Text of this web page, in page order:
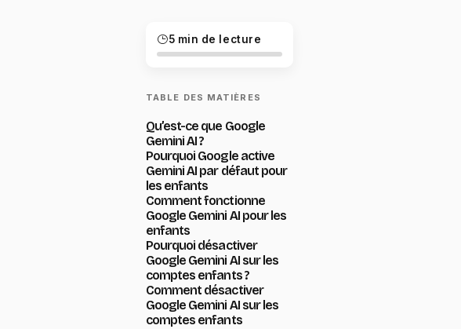
5 min de lecture
TABLE DES MATIÈRES
Qu’est-ce que Google
Gemini AI ?
Pourquoi Google active
Gemini AI par défaut pour
les enfants
Comment fonctionne
Google Gemini AI pour les
enfants
Pourquoi désactiver
Google Gemini AI sur les
comptes enfants ?
Comment désactiver
Google Gemini AI sur les
comptes enfants